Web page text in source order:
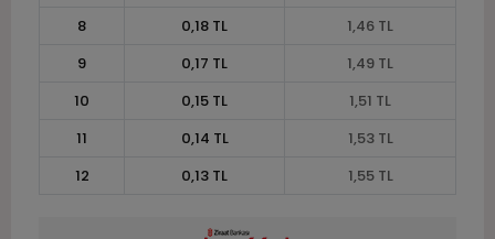
8
0,18 TL
1,46 TL
9
0,17 TL
1,49 TL
10
0,15 TL
1,51 TL
11
0,14 TL
1,53 TL
12
0,13 TL 1,55 TL